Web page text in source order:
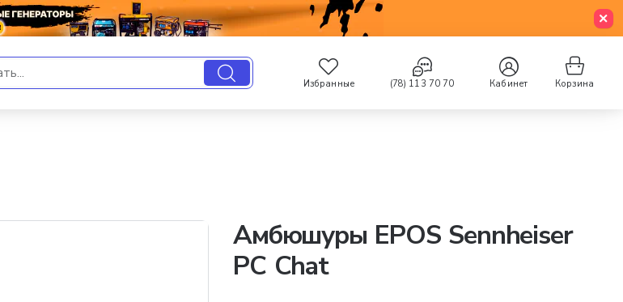
Избранные (78) 113 70 70 Кабинет Корзина
Амбюшуры EPOS Sennheiser
PC Chat